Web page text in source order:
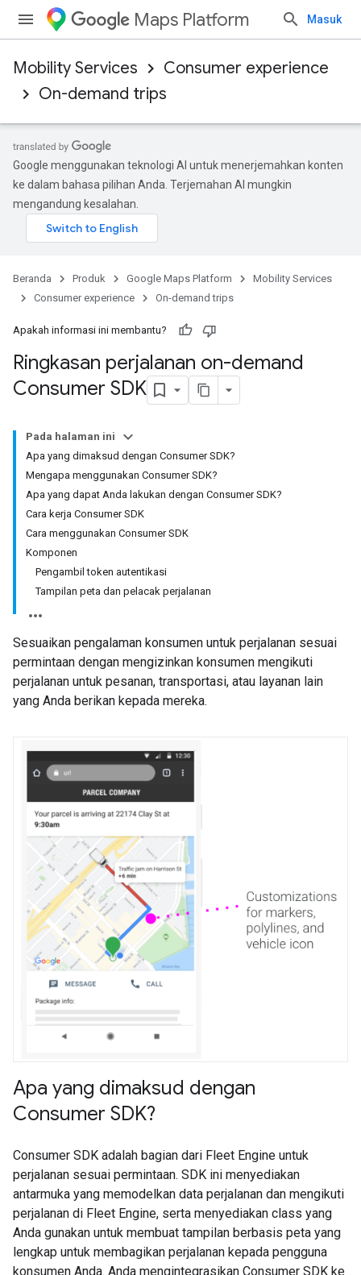
Maps Platform Masuk
Mobility Services
Consumer experience
On-demand trips
Google menggunakan teknologi AI untuk menerjemahkan konten
ke dalam bahasa pilihan Anda. Terjemahan AI mungkin
mengandung kesalahan.
Beranda Produk Google Maps Platform
Mobility Services
Consumer experience
On-demand trips
Apakah informasi ini membantu?
Ringkasan perjalanan on-demand
Consumer SDK
Pada halaman ini
Apa yang dimaksud dengan Consumer SDK?
Mengapa menggunakan Consumer SDK?
Apa yang dapat Anda lakukan dengan Consumer SDK?
Cara kerja Consumer SDK
Cara menggunakan Consumer SDK
Komponen
Pengambil token autentikasi
Tampilan peta dan pelacak perjalanan
Sesuaikan pengalaman konsumen untuk perjalanan sesuai
permintaan dengan mengizinkan konsumen mengikuti
perjalanan untuk pesanan, transportasi, atau layanan lain
yang Anda berikan kepada mereka.
Apa yang dimaksud dengan
Consumer SDK?
Consumer SDK adalah bagian dari Fleet Engine untuk
perjalanan sesuai permintaan. SDK ini menyediakan
antarmuka yang memodelkan data perjalanan dan mengikuti
perjalanan di Fleet Engine, serta menyediakan class yang
Anda gunakan untuk membuat tampilan berbasis peta yang
lengkap untuk membagikan perjalanan kepada pengguna
konsumen Anda. Anda mengintegrasikan Consumer SDK ke